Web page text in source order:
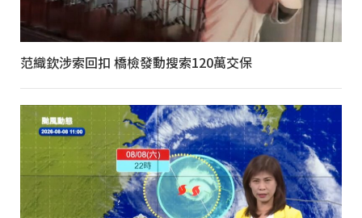
范織欽涉索回扣 橋檢發動搜索120萬交保